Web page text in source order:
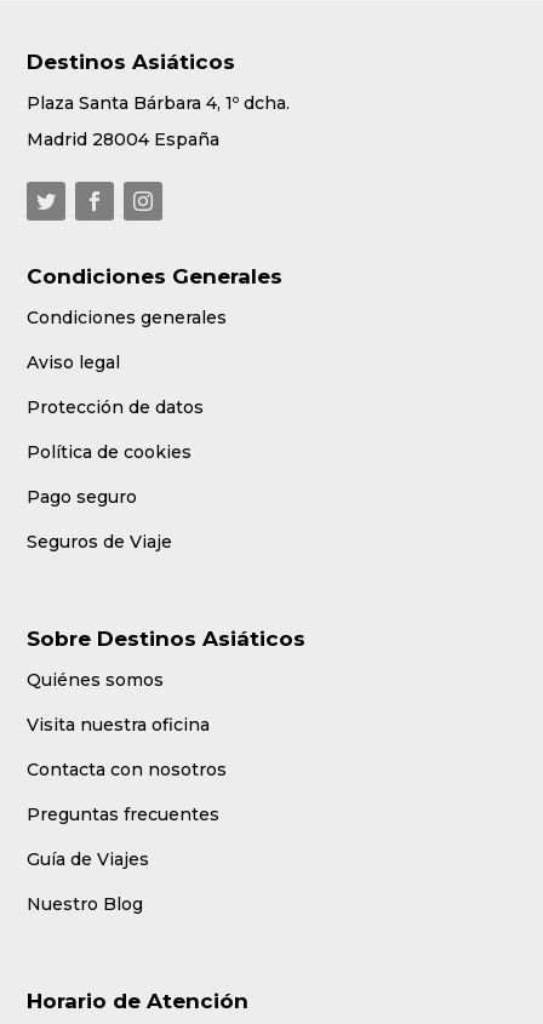
Destinos Asiáticos
Plaza Santa Bárbara 4, 1º dcha.
Madrid 28004 España
Condiciones Generales
Condiciones generales
Aviso legal
Protección de datos
Política de cookies
Pago seguro
Seguros de Viaje
Sobre Destinos Asiáticos
Quiénes somos
Visita nuestra oficina
Contacta con nosotros
Preguntas frecuentes
Guía de Viajes
Nuestro Blog
Horario de Atención